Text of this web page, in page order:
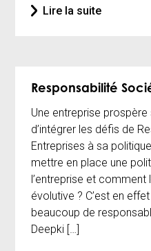
Lire la suite
Responsabilité
Une entreprise
d’intégrer les défis de
Entreprises à sa
mettre en place une
l’entreprise et
évolutive ? C’est en
beaucoup de
Deepki […]